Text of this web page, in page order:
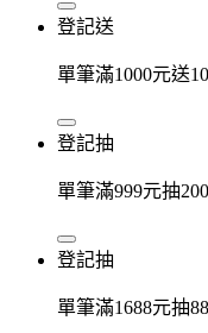
登記送
單筆滿1000元送
登記抽
單筆滿999元抽
登記抽
單筆滿1688元抽